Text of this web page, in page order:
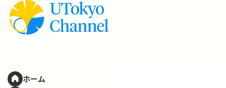
ホーム